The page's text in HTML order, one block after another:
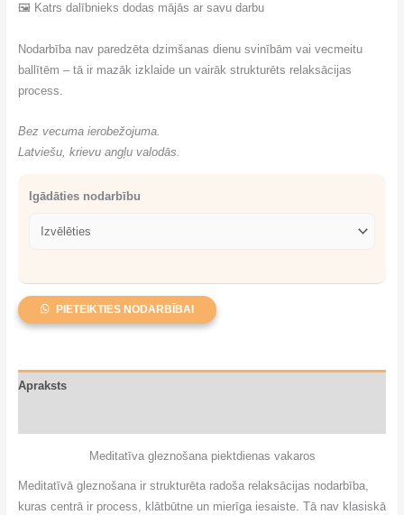
🖼 Katrs dalībnieks dodas mājās ar savu darbu
Nodarbība nav paredzēta dzimšanas dienu svinībām vai vecmeitu
ballītēm – tā ir mazāk izklaide un vairāk strukturēts relaksācijas
process.
Bez vecuma ierobežojuma.
Latviešu, krievu angļu valodās.
Igādāties nodarbību
PIETEIKTIES NODARBĪBAI
Apraksts
Meditatīva gleznošana piektdienas vakaros
Meditatīvā gleznošana ir strukturēta radoša relaksācijas nodarbība,
kuras centrā ir process, klātbūtne un mierīga iesaiste. Tā nav klasiskā